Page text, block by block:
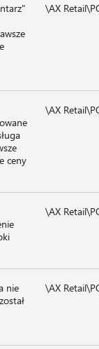
\AX
ceny
\AX
\AX
nie
\AX